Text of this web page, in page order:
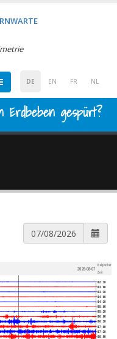
DE EN FR NL
Erdbeben gespürt?
2026-08-07
Belgischer
Zeit
02:30
03:00
03:30
04:00
04:30
05:00
05:30
06:00
06:30
07:00
07:30
08:00